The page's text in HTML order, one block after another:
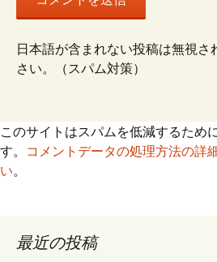
日本語が含まれない投稿は無視さ
さい。（スパム対策）
このサイトはスパムを低減するため
す。 コメントデータの処理方法の詳
い。
最近の投稿